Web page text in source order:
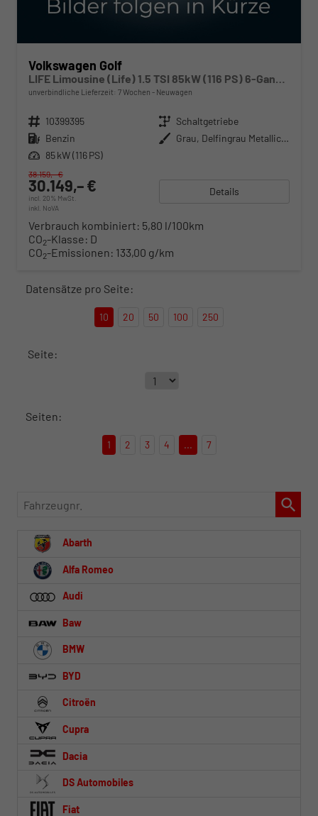
Volkswagen Golf
LIFE Limousine (Life) 1.5 TSI 85kW (116 PS) 6-Gang Schaltgetriebe
unverbindliche Lieferzeit: 7 Wochen Neuwagen
Fahrzeugnr. 10399395 Getriebe Schaltgetriebe
Kraftstoff Benzin Außenfarbe
Grau, Delfingrau Metallic (B0)
Leistung 85 kW (116 PS)
30.149,– €
incl. 20% MwSt.
inkl. NoVA
38.159,– €
Details
Verbrauch kombiniert: 5,80 l/100km
CO2-Klasse: D
CO2-Emissionen: 133,00 g/km
Datensätze pro Seite:
10 20 50 100 250
Seite:
Seiten:
1 2 3 4 ... 7
Fahrzeugnr.
Abarth
Alfa Romeo
Audi
Baw
BMW
BYD
Citroën
Cupra
Dacia
DS Automobiles
Fiat